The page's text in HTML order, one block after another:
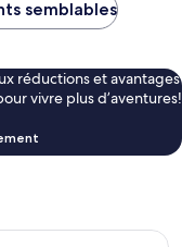
semblables
réductions et avantages
vivre plus d’aventures!